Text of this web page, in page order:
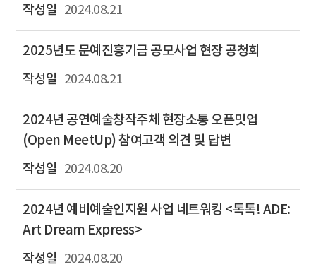
2024.08.21
2025년도 문예진흥기금 공모사업 현장 공청회
2024.08.21
2024년 공연예술창작주체 현장소통 오픈밋업
(Open MeetUp) 참여고객 의견 및 답변
2024.08.20
2024년 예비예술인지원 사업 네트워킹 <톡톡! ADE:
Art Dream Express>
2024.08.20